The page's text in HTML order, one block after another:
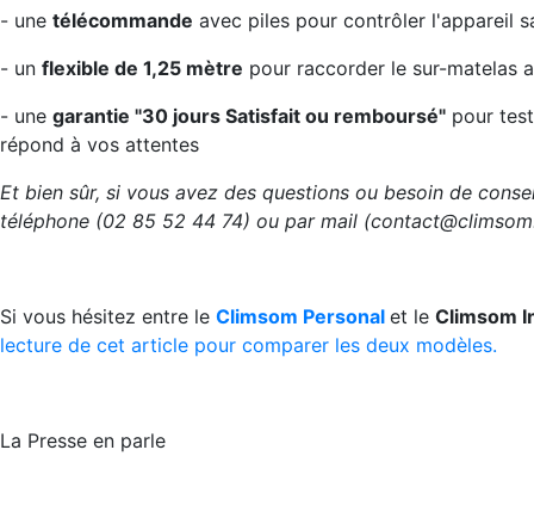
- une télécommande avec piles pour contrôler l'appareil
- un flexible de 1,25 mètre pour raccorder le sur-matelas
- une garantie "30 jours Satisfait ou remboursé" pour
répond à vos attentes
Et bien sûr, si vous avez des questions ou besoin de
téléphone (02 85 52 44 74) ou par mail
Si vous hésitez entre le Climsom Personal et le Climsom
lecture de cet article pour comparer les deux modèles.
La Presse en parle